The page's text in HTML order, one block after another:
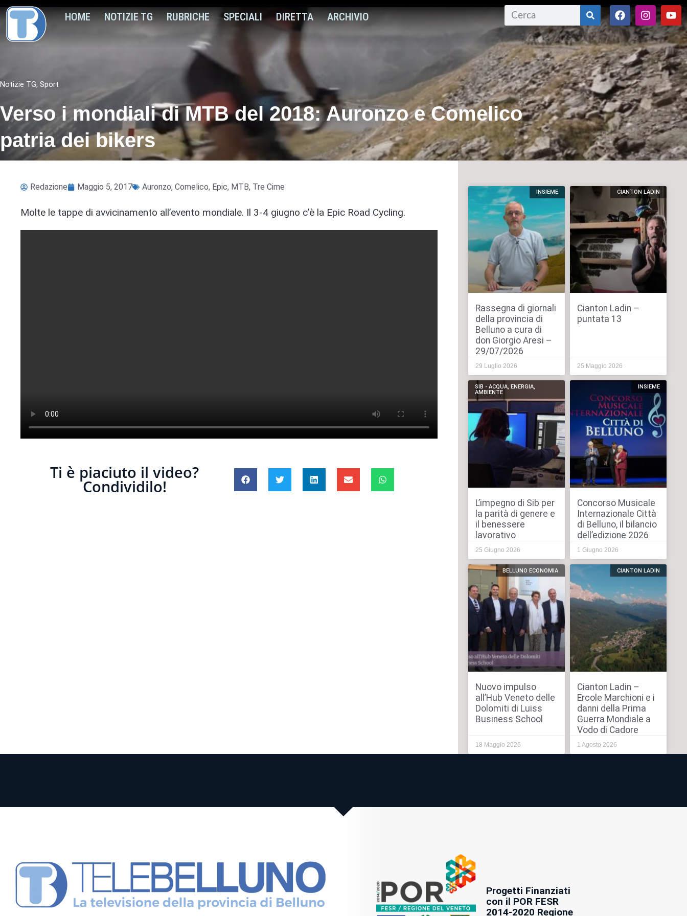
HOME NOTIZIE TG RUBRICHE SPECIALI DIRETTA ARCHIVIO
Notizie TG, Sport
Verso i mondiali di MTB del 2018: Auronzo e Comelico
patria dei bikers
Redazione Maggio 5, 2017 Auronzo, Comelico, Epic, MTB, Tre Cime
Molte le tappe di avvicinamento all’evento mondiale. Il 3-4 giugno c’è la Epic Road Cycling.
Ti è piaciuto il video?
Condividilo!
INSIEME
Rassegna di giornali
della provincia di
Belluno a cura di
don Giorgio Aresi –
29/07/2026
29 Luglio 2026
CIANTON LADIN
Cianton Ladin –
puntata 13
25 Maggio 2026
SIB - ACQUA, ENERGIA,
AMBIENTE
L’impegno di Sib per
la parità di genere e
il benessere
lavorativo
25 Giugno 2026
INSIEME
Concorso Musicale
Internazionale Città
di Belluno, il bilancio
dell’edizione 2026
1 Giugno 2026
BELLUNO ECONOMIA
Nuovo impulso
all’Hub Veneto delle
Dolomiti di Luiss
Business School
18 Maggio 2026
CIANTON LADIN
Cianton Ladin –
Ercole Marchioni e i
danni della Prima
Guerra Mondiale a
Vodo di Cadore
1 Agosto 2026
Progetti Finanziati
con il POR FESR
2014-2020 Regione